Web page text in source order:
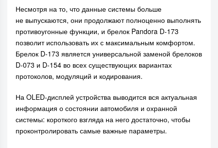
Несмотря на то, что данные системы больше
не выпускаются, они продолжают полноценно выполнять
противоугонные функции, и брелок Pandora D-173
позволит использовать их с максимальным комфортом.
Брелок D-173 является универсальной заменой брелоков
D-073 и D-154 во всех существующих вариантах
протоколов, модуляций и кодирования.
На OLED-дисплей устройства выводится вся актуальная
информация о состоянии автомобиля и охранной
системы: короткого взгляда на него достаточно, чтобы
проконтролировать самые важные параметры.